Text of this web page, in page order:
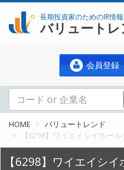
長期投資家のためのIR情報
バリュートレ
会員登録
HOME
バリュートレンド
【6298】ワイエイシイホー
【6298】ワイエイシ